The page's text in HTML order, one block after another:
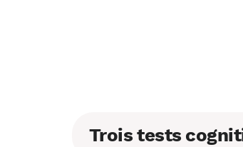
Trois tests